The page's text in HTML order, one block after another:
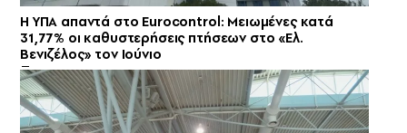
Η ΥΠΑ απαντά στο Eurocontrol: Μειωμένες κατά
31,77% οι καθυστερήσεις πτήσεων στο «Ελ.
Βενιζέλος» τον Ιούνιο